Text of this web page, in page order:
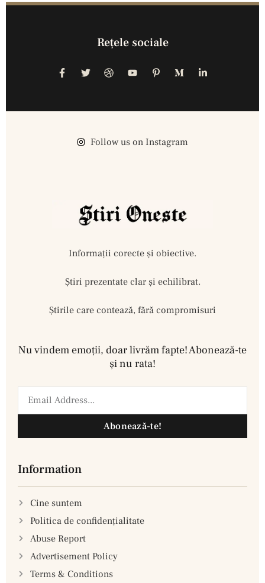
Reţele sociale
Follow us on Instagram
Informații corecte și obiective.
Ştiri prezentate clar și echilibrat.
Știrile care contează, fără compromisuri
Nu vindem emoţii, doar livrăm fapte! Abonează-te
şi nu rata!
Abonează-te!
Information
Cine suntem
Politica de confidenţialitate
Abuse Report
Advertisement Policy
Terms & Conditions